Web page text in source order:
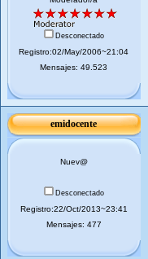
Desconectado
Registro:02/May/2006~21:04
Mensajes: 49.523
emidocente
Nuev@
Desconectado
Registro:22/Oct/2013~23:41
Mensajes: 477